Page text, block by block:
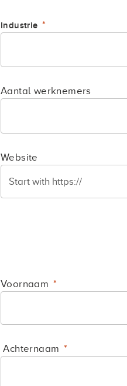
Industrie
Aantal werknemers
Website
Voornaam
Achternaam